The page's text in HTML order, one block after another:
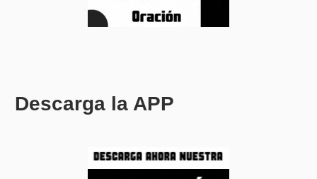
Descarga la APP